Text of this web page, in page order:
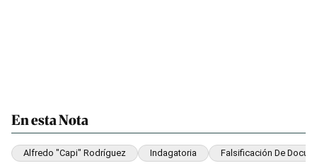
En esta Nota
Alfredo "Capi" Rodríguez Indagatoria Falsificación De